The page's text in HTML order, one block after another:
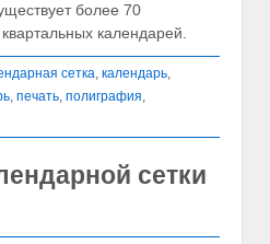
более 70
календарей.
сетка, календарь,
, печать, полиграфия,
сетки